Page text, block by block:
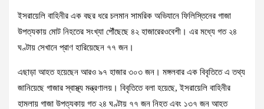
ইসরায়েলি বাহিনীর এক বছর ধরে চলমান সামরিক অভিযানে ফিলিস্তিনের গাজা
উপত্যকায় মোট নিহতের সংখ্যা পৌঁছেছে ৪২ হাজারেরওবেশী। এর মধ্যে গত ২৪
ঘণ্টায় সেখানে প্রাণ হারিয়েছেন ৭৭ জন।
এছাড়া আহত হয়েছেন আরও ৯৭ হাজার ৩০৩ জন। মঙ্গলবার এক বিবৃতিতে এ তথ্য
জানিয়েছে গাজার স্বাস্থ্য মন্ত্রণালয়। বিবৃতিতে বলা হয়েছে, ইসরায়েলি বাহিনীর
হামলায় গাজা উপত্যকায় গত ২৪ ঘণ্টায় ৭৭ জন নিহত এবং ১৩৭ জন আহত